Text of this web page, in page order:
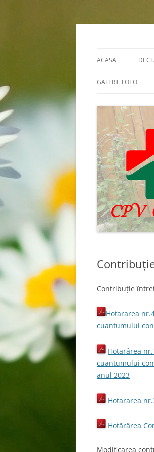
Skip
ACASA
GALERIE FOTO
Contribuție
Hotararea
cuantumului
Hotarârea
cuantumului
anul 2023
Hotararea
Hotărârea
Modificarea